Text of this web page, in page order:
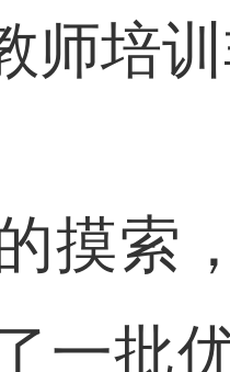
师培训
索，
一批